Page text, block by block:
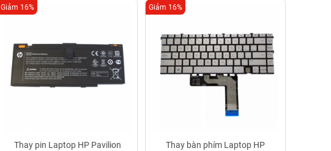
Thay pin Laptop HP Pavilion
Giảm 16%
Thay bàn phím Laptop HP
Giảm 16%